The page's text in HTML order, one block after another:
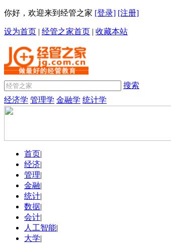
你好，欢迎来到经管之家 [登录] [注册]
设为首页 | 经管之家首页 | 收藏本站
搜索
经济学 管理学 金融学 统计学
首页|
经济|
管理|
金融|
统计|
数据|
会计|
人工智能|
大学|